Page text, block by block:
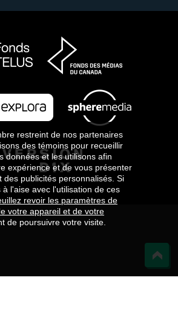
restreint de nos partenaires
des témoins pour recueillir
données et les utilisons afin
expérience et de vous présenter
des publicités personnalisés. Si
l'aise avec l'utilisation de ces
revoir les paramètres de
votre appareil et de votre
de poursuivre votre visite.